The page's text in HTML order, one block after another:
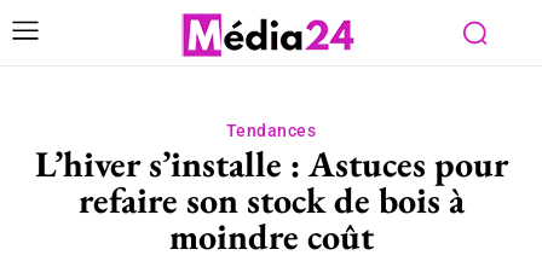
Tendances
L’hiver s’installe : Astuces pour
refaire son stock de bois à
moindre coût